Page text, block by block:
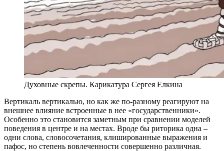
Духовные скрепы. Карикатура Сергея Елкина
Вертикаль вертикалью, но как же по-разному реагируют на
внешнее влияние встроенные в нее «государственники».
Особенно это становится заметным при сравнении моделей
поведения в центре и на местах. Вроде бы риторика одна –
одни слова, словосочетания, клишированные выражения и
пафос, но степень вовлеченности совершенно различная.